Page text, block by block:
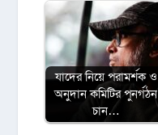
যাদের নিয়ে পরামর্শক ও
অনুদান কমিটির পুনর্গঠন
চান…